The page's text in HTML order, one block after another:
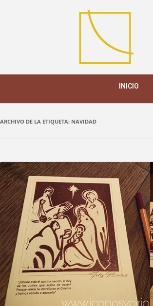
INICIO
ARCHIVO DE LA ETIQUETA: NAVIDAD